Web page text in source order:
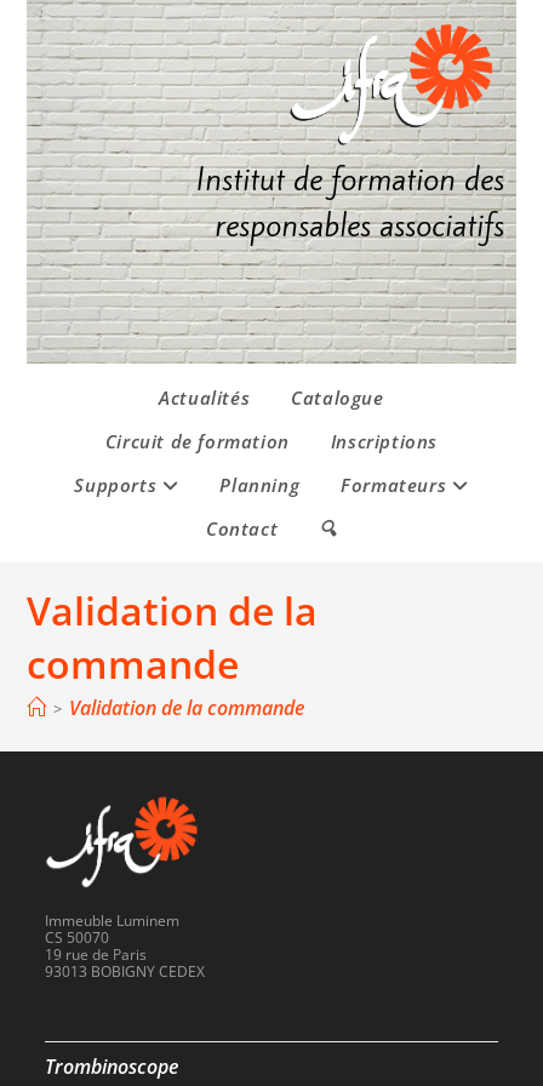
Institut de formation des
responsables associatifs
Actualités
Catalogue
Circuit de formation
Inscriptions
Supports
Planning
Formateurs
Contact
🔍
Validation de la
commande
> Validation de la commande
Immeuble Luminem
CS 50070
19 rue de Paris
93013 BOBIGNY CEDEX
Trombinoscope